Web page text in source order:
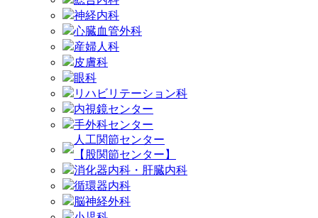
神経内科
心臓血管外科
産婦人科
皮膚科
眼科
リハビリテーション科
内視鏡センター
手外科センター
人工関節センター
【股関節センター】
消化器内科・肝臓内科
循環器内科
脳神経外科